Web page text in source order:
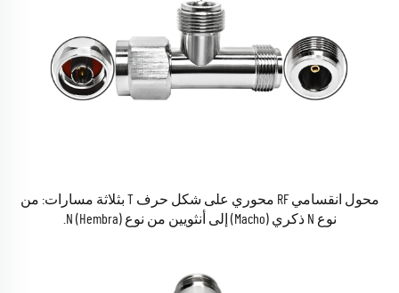
محول انقسامي RF محوري على شكل حرف T بثلاثة مسارات: من
نوع N ذكري (Macho) إلى أنثويين من نوع N (Hembra).